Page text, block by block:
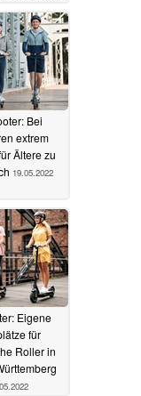
22.05.2022
Bei
extrem
Ältere zu
19.05.2022
Eigene
für
Roller in